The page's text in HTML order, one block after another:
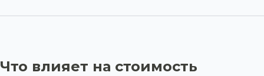
Что влияет на стоимость